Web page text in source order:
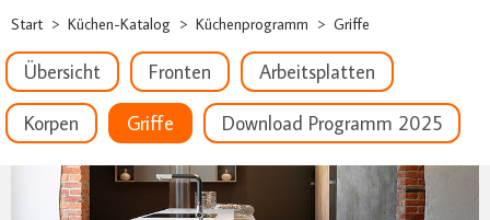
Start > Küchen-Katalog > Küchenprogramm > Griffe
Übersicht Fronten Arbeitsplatten
Korpen Griffe Download Programm 2025